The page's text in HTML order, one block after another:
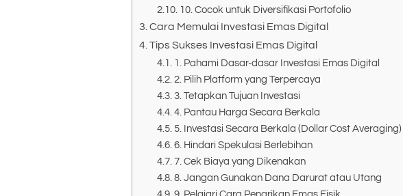
10. Cocok untuk Diversifikasi Portofolio
Cara Memulai Investasi Emas Digital
Tips Sukses Investasi Emas Digital
1. Pahami Dasar-dasar Investasi Emas Digital
2. Pilih Platform yang Terpercaya
3. Tetapkan Tujuan Investasi
4. Pantau Harga Secara Berkala
5. Investasi Secara Berkala (Dollar Cost Averaging)
6. Hindari Spekulasi Berlebihan
7. Cek Biaya yang Dikenakan
8. Jangan Gunakan Dana Darurat atau Utang